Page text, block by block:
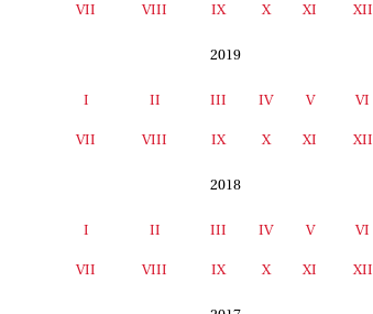
VII VIII IX X XI XII
2019
I II III IV V VI
VII VIII IX X XI XII
2018
I II III IV V VI
VII VIII IX X XI XII